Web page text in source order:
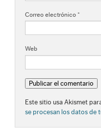
Correo electrónico *
Web
Este sitio usa Akismet
se procesan los datos de